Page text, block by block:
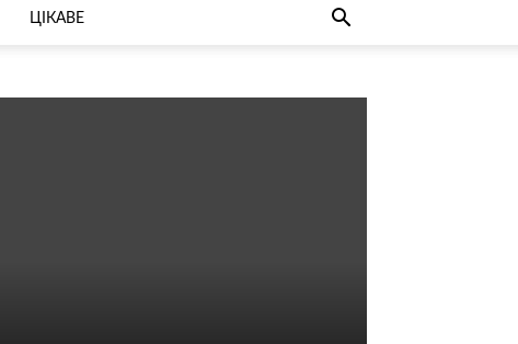
ЦІКАВЕ